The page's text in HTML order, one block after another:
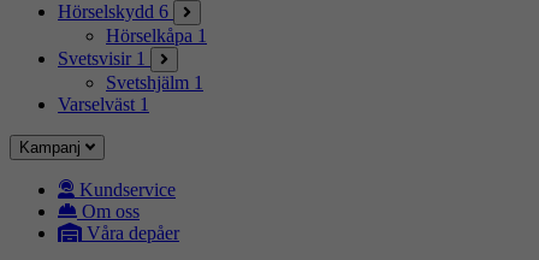
Hörselskydd 6
Hörselkåpa 1
Svetsvisir 1
Svetshjälm 1
Varselväst 1
Kampanj
Kundservice
Om oss
Våra depåer